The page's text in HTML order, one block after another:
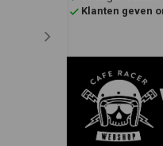
Klanten geven